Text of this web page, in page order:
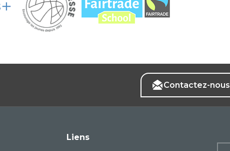
Contactez-nous
Liens